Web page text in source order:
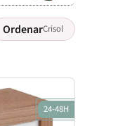
OrdenarCrisol
24-48H